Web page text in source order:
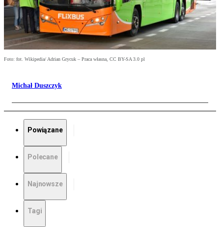
Foto: fot. Wikipedia/ Adrian Grycuk – Praca własna, CC BY-SA 3.0 pl
Michał Duszczyk
Powiązane
Polecane
Najnowsze
Tagi